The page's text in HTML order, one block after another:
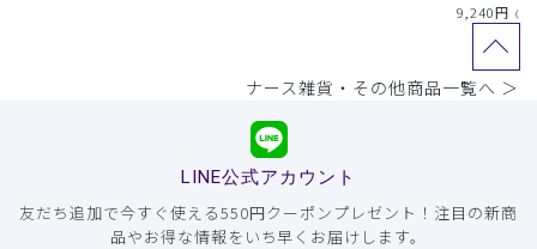
9,240円 （税
ナース雑貨・その他商品一覧へ ＞
LINE公式アカウント
友だち追加で今すぐ使える550円クーポンプレゼント！注目の新商
品やお得な情報をいち早くお届けします。